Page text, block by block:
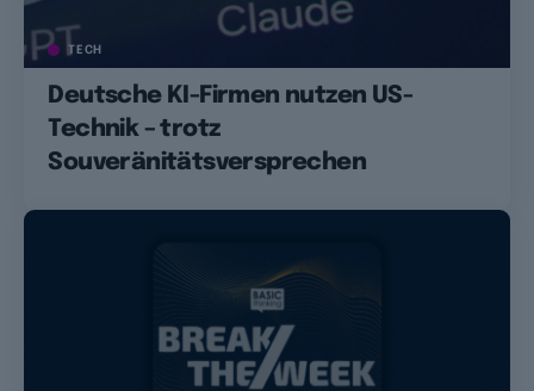
TECH
Deutsche KI-Firmen nutzen US-
Technik – trotz
Souveränitätsversprechen